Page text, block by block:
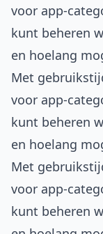
voor app-
kunt beheren
en hoelang
Met
voor app-
kunt beheren
en hoelang
Met
voor app-
kunt beheren